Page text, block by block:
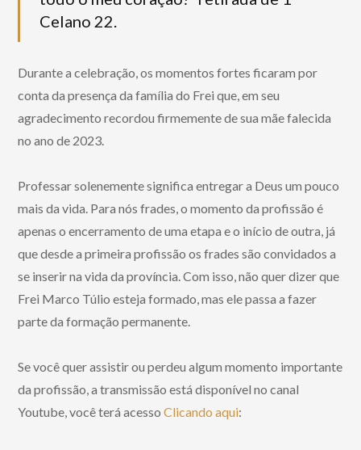
Celano 22.
Durante a celebração, os momentos fortes ficaram por
conta da presença da família do Frei que, em seu
agradecimento recordou firmemente de sua mãe falecida
no ano de 2023.
Professar solenemente significa entregar a Deus um pouco
mais da vida. Para nós frades, o momento da profissão é
apenas o encerramento de uma etapa e o início de outra, já
que desde a primeira profissão os frades são convidados a
se inserir na vida da província. Com isso, não quer dizer que
Frei Marco Túlio esteja formado, mas ele passa a fazer
parte da formação permanente.
Se você quer assistir ou perdeu algum momento importante
da profissão, a transmissão está disponível no canal
Youtube, você terá acesso Clicando aqui: